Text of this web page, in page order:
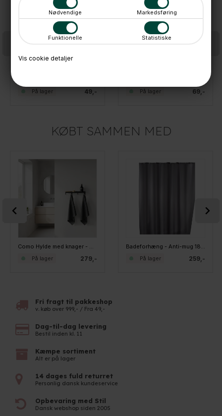
Nødvendige Markedsføring
Funktionelle Statistiske
Vis cookie detaljer
49,-
På lager 69,-
På lager
KØBT SAMMEN MED
279,-
På lager 259,-
På lager
Fri fragt til pakkeshop
v. køb over 999,- / Fra 49,-
Dag-til-dag levering
Bestil inden kl. 11
Kæmpe sortiment
Alt er på lager
14 dages fuld returret
Personlig dansk kundeservice
Opbevaring med Stil
Dansk webshop siden 2005